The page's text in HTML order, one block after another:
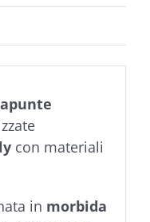
con materiali
in morbida